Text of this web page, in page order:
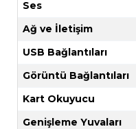
Ses
Ağ ve İletişim
USB Bağlantıları
Görüntü Bağlantıları
Kart Okuyucu
Genişleme Yuvaları